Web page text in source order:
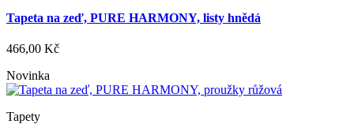
Tapeta na zeď, PURE HARMONY, listy hnědá
466,00 Kč
Novinka
Tapety